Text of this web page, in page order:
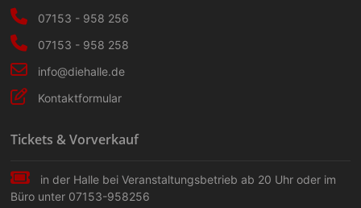
07153 - 958 256
07153 - 958 258
info@diehalle.de
Kontaktformular
Tickets & Vorverkauf
in der Halle bei Veranstaltungs­betrieb ab 20 Uhr oder im
Büro unter 07153-958256